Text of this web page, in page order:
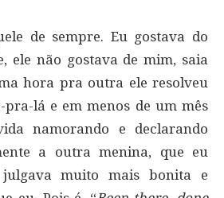
de sempre. Eu gostava do
ele não gostava de mim, saia
hora pra outra ele resolveu
lá e em menos de um mês
namorando e declarando
a outra menina, que eu
muito mais bonita e